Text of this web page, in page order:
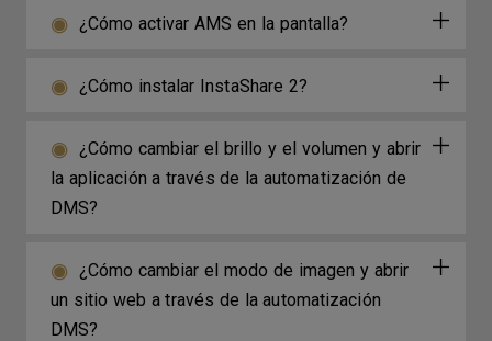
¿Cómo activar AMS en la pantalla?
¿Cómo instalar InstaShare 2?
¿Cómo cambiar el brillo y el volumen y abrir
la aplicación a través de la automatización de
DMS?
¿Cómo cambiar el modo de imagen y abrir
un sitio web a través de la automatización
DMS?